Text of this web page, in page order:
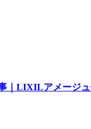
｜LIXILアメージ